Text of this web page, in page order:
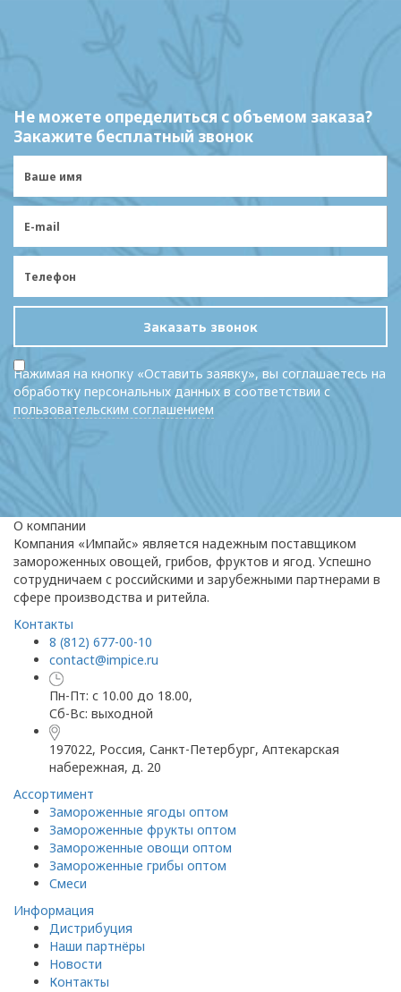
Не можете определиться с объемом заказа?
Закажите бесплатный звонок
Заказать звонок
Нажимая на кнопку «Оставить заявку», вы соглашаетесь на
обработку персональных данных в соответствии с
пользовательским соглашением
О компании
Компания «Импайс» является надежным поставщиком
замороженных овощей, грибов, фруктов и ягод. Успешно
сотрудничаем с российскими и зарубежными партнерами в
сфере производства и ритейла.
Контакты
8 (812) 677-00-10
contact@impice.ru
Пн-Пт: с 10.00 до 18.00,
Сб-Вс: выходной
197022, Россия, Санкт-Петербург, Аптекарская
набережная, д. 20
Ассортимент
Замороженные ягоды оптом
Замороженные фрукты оптом
Замороженные овощи оптом
Замороженные грибы оптом
Смеси
Информация
Дистрибуция
Наши партнёры
Новости
Контакты